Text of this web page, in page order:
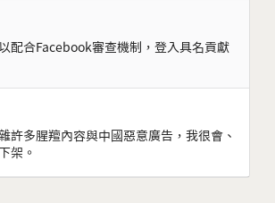
配合Facebook審查機制，登入具名貢獻
許多腥羶內容與中國惡意廣告，我很會、
架。